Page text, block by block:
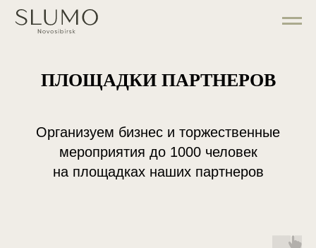
ПЛОЩАДКИ ПАРТНЕРОВ
Организуем бизнес и торжественные
мероприятия до 1000 человек
на площадках наших партнеров